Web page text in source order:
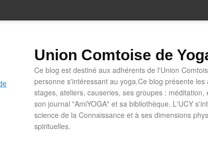
Union Comtoise de
Ce blog est destiné aux adhérents de l'Union
personne s'intéressant au yoga.Ce blog présente
stages, ateliers, causeries, ses groupes :
son journal "AmiYOGA" et sa bibliothèque. L'UCY
science de la Connaissance et à ses dimensions
spirituelles.